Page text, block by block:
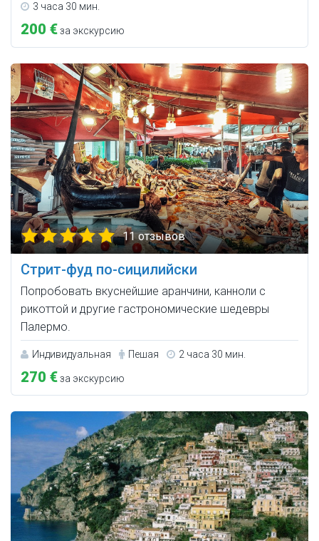
3 часа 30 мин.
200 €за экскурсию
11 отзывов
Стрит-фуд по-сицилийски
Попробовать вкуснейшие аранчини, канноли с
рикоттой и другие гастрономические шедевры
Палермо.
Индивидуальная Пешая 2 часа 30 мин.
270 €за экскурсию